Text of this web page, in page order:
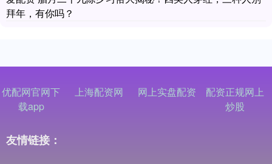
拜年，有你吗？
优配网官网下
载app
上海配资网 网上实盘配资
配资正规网上
炒股
友情链接：